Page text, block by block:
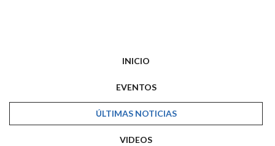
INICIO
EVENTOS
ÚLTIMAS NOTICIAS
VIDEOS